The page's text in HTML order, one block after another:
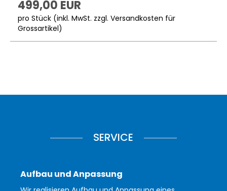
499,00 EUR
pro Stück (inkl. MwSt. zzgl. Versandkosten für
Grossartikel)
SERVICE
Aufbau und Anpassung